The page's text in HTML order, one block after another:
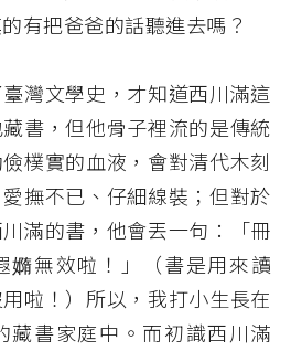
有把爸爸的話聽進去嗎？
灣文學史，才知道西川滿這
書，但他骨子裡流的是傳統
樸實的血液，會對清代木刻
撫不已、仔細線裝；但對於
滿的書，他會丟一句：「冊
嫷無效啦！」（書是用來讀
啦！）所以，我打小生長在
藏書家庭中。而初識西川滿